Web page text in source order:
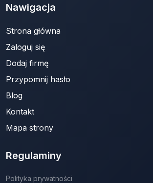
Nawigacja
Strona główna
Zaloguj się
Dodaj firmę
Przypomnij hasło
Blog
Kontakt
Mapa strony
Regulaminy
Polityka prywatności